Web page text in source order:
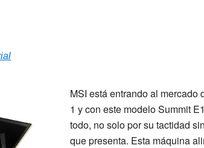
MSI está entrando al mercado
1 y con este modelo Summit
todo, no solo por su tactidad
que presenta. Esta máquina